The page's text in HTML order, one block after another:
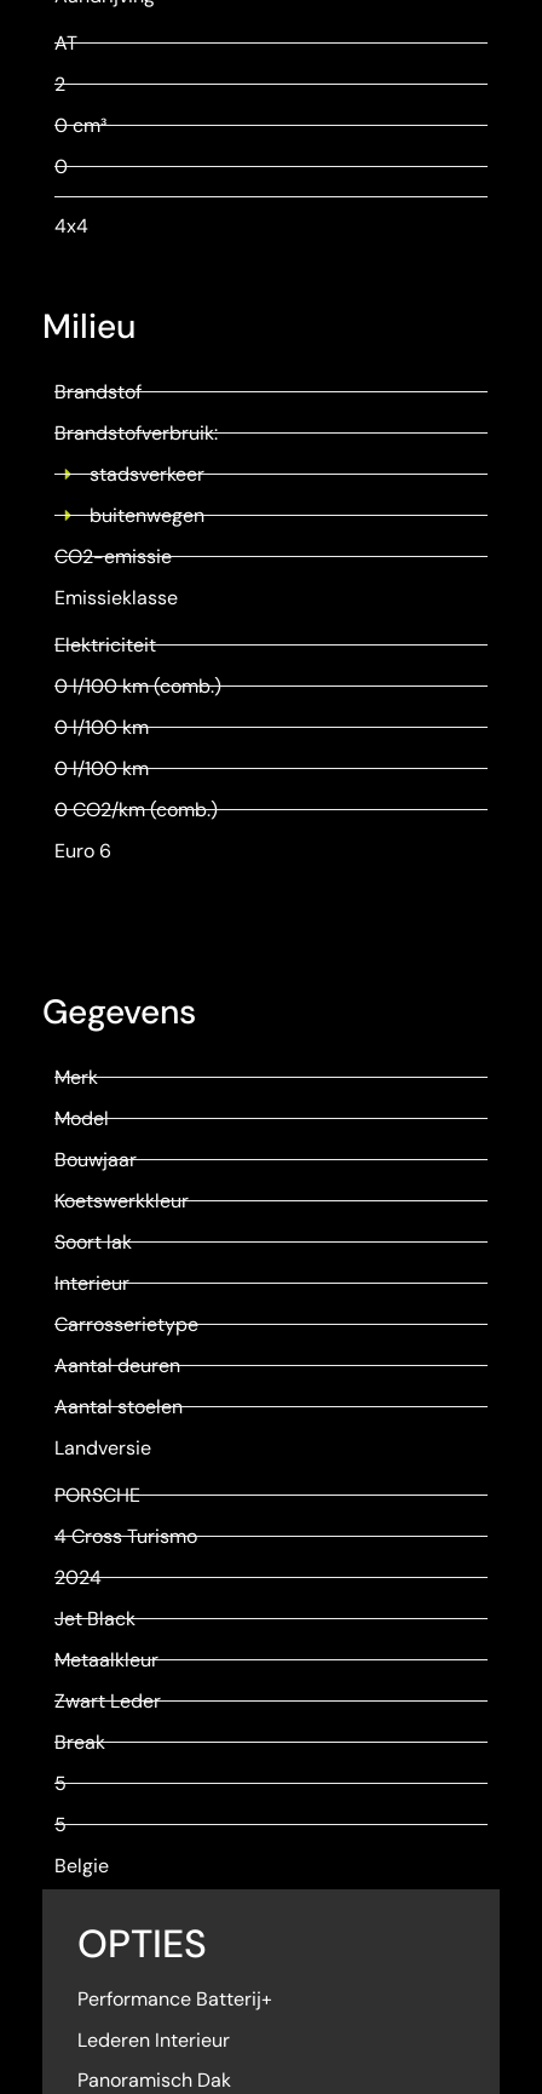
AT
2
0 cm³
0
4x4
Milieu
Brandstof
Brandstofverbruik:
stadsverkeer
buitenwegen
CO2-emissie
Emissieklasse
Elektriciteit
0 l/100 km (comb.)
0 l/100 km
0 l/100 km
0 CO2/km (comb.)
Euro 6
Gegevens
Merk
Model
Bouwjaar
Koetswerkkleur
Soort lak
Interieur
Carrosserietype
Aantal deuren
Aantal stoelen
Landversie
PORSCHE
4 Cross Turismo
2024
Jet Black
Metaalkleur
Zwart Leder
Break
5
5
Belgie
OPTIES
Performance Batterij+
Lederen Interieur
Panoramisch Dak